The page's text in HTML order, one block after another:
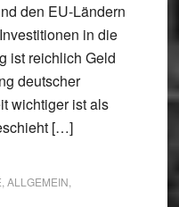
den EU-Ländern
in die
ist reichlich Geld
deutscher
wichtiger ist als
[…]
ALLGEMEIN